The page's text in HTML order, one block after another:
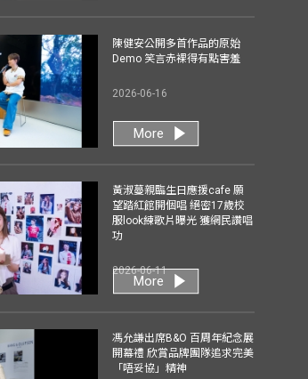
陳健安公開多首作品的原始
Demo 笑言赤裸得有點害羞
2026-06-16
More
黃淑蔓親臨生日應援cafe 願
望踏紅館開個唱 絕密17歲校
服look練歌片曝光 獲網民讚唱
功
2026-06-11
More
馮允謙出席B&O 百周年紀念展
開幕禮 欣賞品牌團隊追求完美
「唔妥協」精神